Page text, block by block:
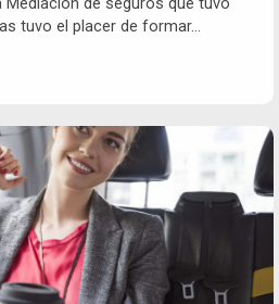
tuvo el placer de formar...